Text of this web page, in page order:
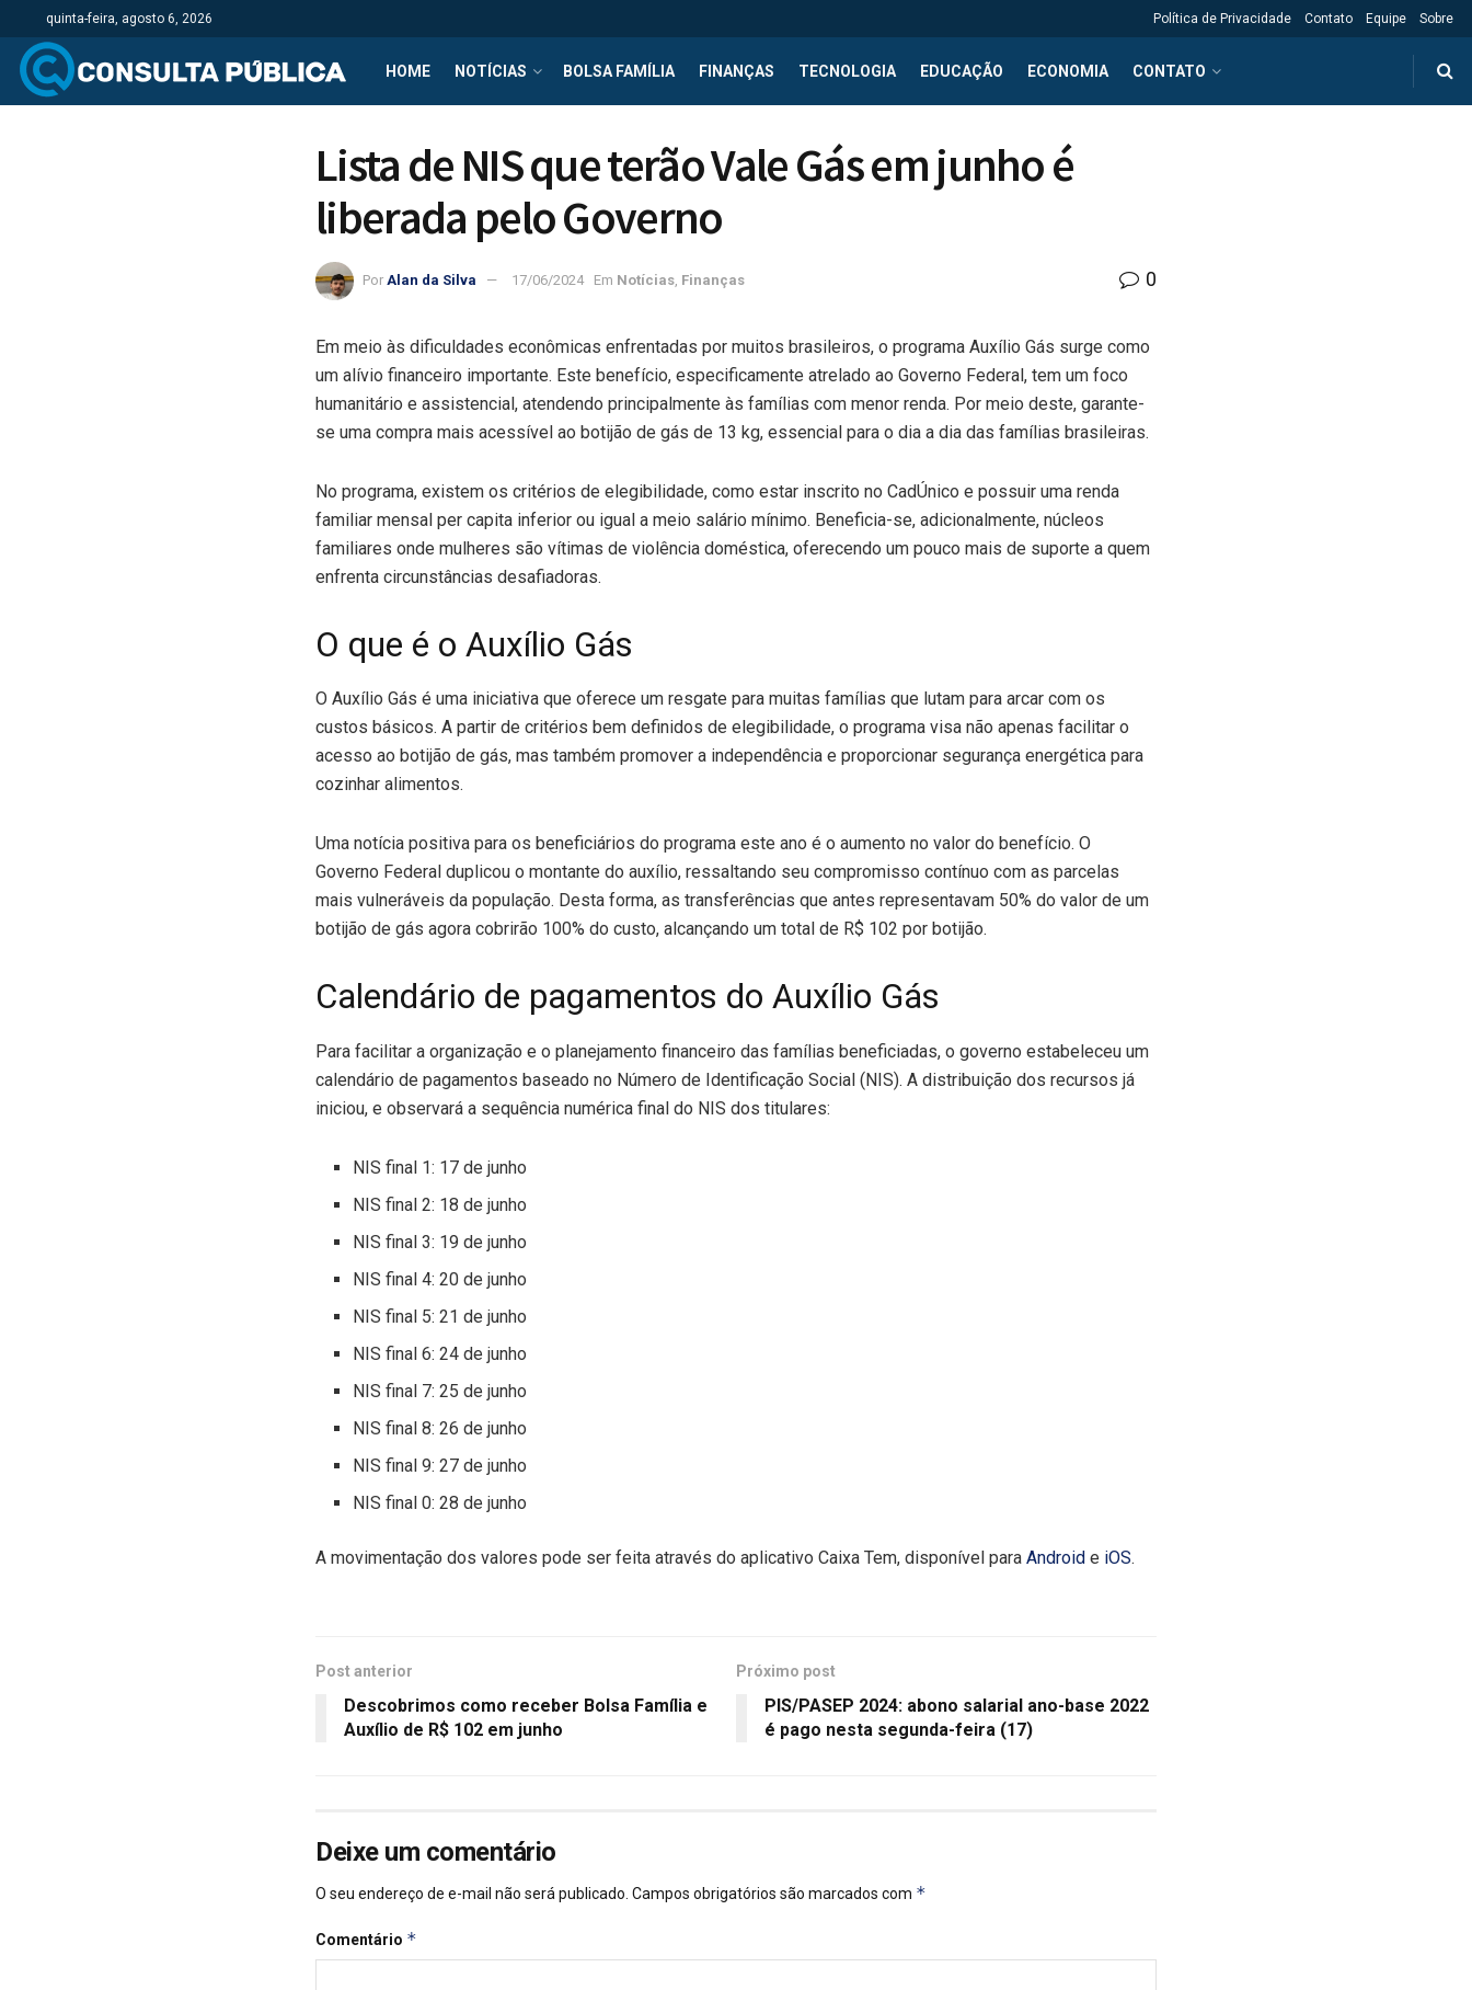
quinta-feira, agosto 6, 2026 Política de Privacidade Contato Equipe Sobre
HOME NOTÍCIAS BOLSA FAMÍLIA FINANÇAS TECNOLOGIA EDUCAÇÃO ECONOMIA CONTATO
Lista de NIS que terão Vale Gás em junho é
liberada pelo Governo
Por Alan da Silva 17/06/2024 Em Notícias Finanças 0
Em meio às dificuldades econômicas enfrentadas por muitos brasileiros, o programa Auxílio Gás surge como
um alívio financeiro importante. Este benefício, especificamente atrelado ao Governo Federal, tem um foco
humanitário e assistencial, atendendo principalmente às famílias com menor renda. Por meio deste, garante-
se uma compra mais acessível ao botijão de gás de 13 kg, essencial para o dia a dia das famílias brasileiras.
No programa, existem os critérios de elegibilidade, como estar inscrito no CadÚnico e possuir uma renda
familiar mensal per capita inferior ou igual a meio salário mínimo. Beneficia-se, adicionalmente, núcleos
familiares onde mulheres são vítimas de violência doméstica, oferecendo um pouco mais de suporte a quem
enfrenta circunstâncias desafiadoras.
O que é o Auxílio Gás
O Auxílio Gás é uma iniciativa que oferece um resgate para muitas famílias que lutam para arcar com os
custos básicos. A partir de critérios bem definidos de elegibilidade, o programa visa não apenas facilitar o
acesso ao botijão de gás, mas também promover a independência e proporcionar segurança energética para
cozinhar alimentos.
Uma notícia positiva para os beneficiários do programa este ano é o aumento no valor do benefício. O
Governo Federal duplicou o montante do auxílio, ressaltando seu compromisso contínuo com as parcelas
mais vulneráveis da população. Desta forma, as transferências que antes representavam 50% do valor de um
botijão de gás agora cobrirão 100% do custo, alcançando um total de R$ 102 por botijão.
Calendário de pagamentos do Auxílio Gás
Para facilitar a organização e o planejamento financeiro das famílias beneficiadas, o governo estabeleceu um
calendário de pagamentos baseado no Número de Identificação Social (NIS). A distribuição dos recursos já
iniciou, e observará a sequência numérica final do NIS dos titulares:
NIS final 1: 17 de junho
NIS final 2: 18 de junho
NIS final 3: 19 de junho
NIS final 4: 20 de junho
NIS final 5: 21 de junho
NIS final 6: 24 de junho
NIS final 7: 25 de junho
NIS final 8: 26 de junho
NIS final 9: 27 de junho
NIS final 0: 28 de junho
A movimentação dos valores pode ser feita através do aplicativo Caixa Tem, disponível para Android e iOS.
Post anterior
Descobrimos como receber Bolsa Família e
Auxílio de R$ 102 em junho
Próximo post
PIS/PASEP 2024: abono salarial ano-base 2022
é pago nesta segunda-feira (17)
Deixe um comentário
O seu endereço de e-mail não será publicado. Campos obrigatórios são marcados com *
Comentário *